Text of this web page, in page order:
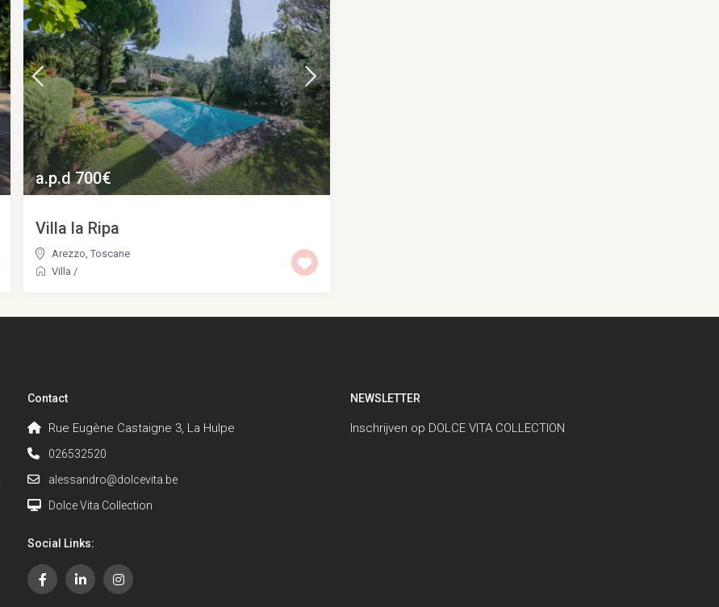
a.p.d 700€
Villa la Ripa
Arezzo ,Toscane
Villa /
Contact
Rue Eugène Castaigne 3, La Hulpe
026532520
alessandro@dolcevita.be
Dolce Vita Collection
Social Links:
NEWSLETTER
Inschrijven op DOLCE VITA COLLECTION